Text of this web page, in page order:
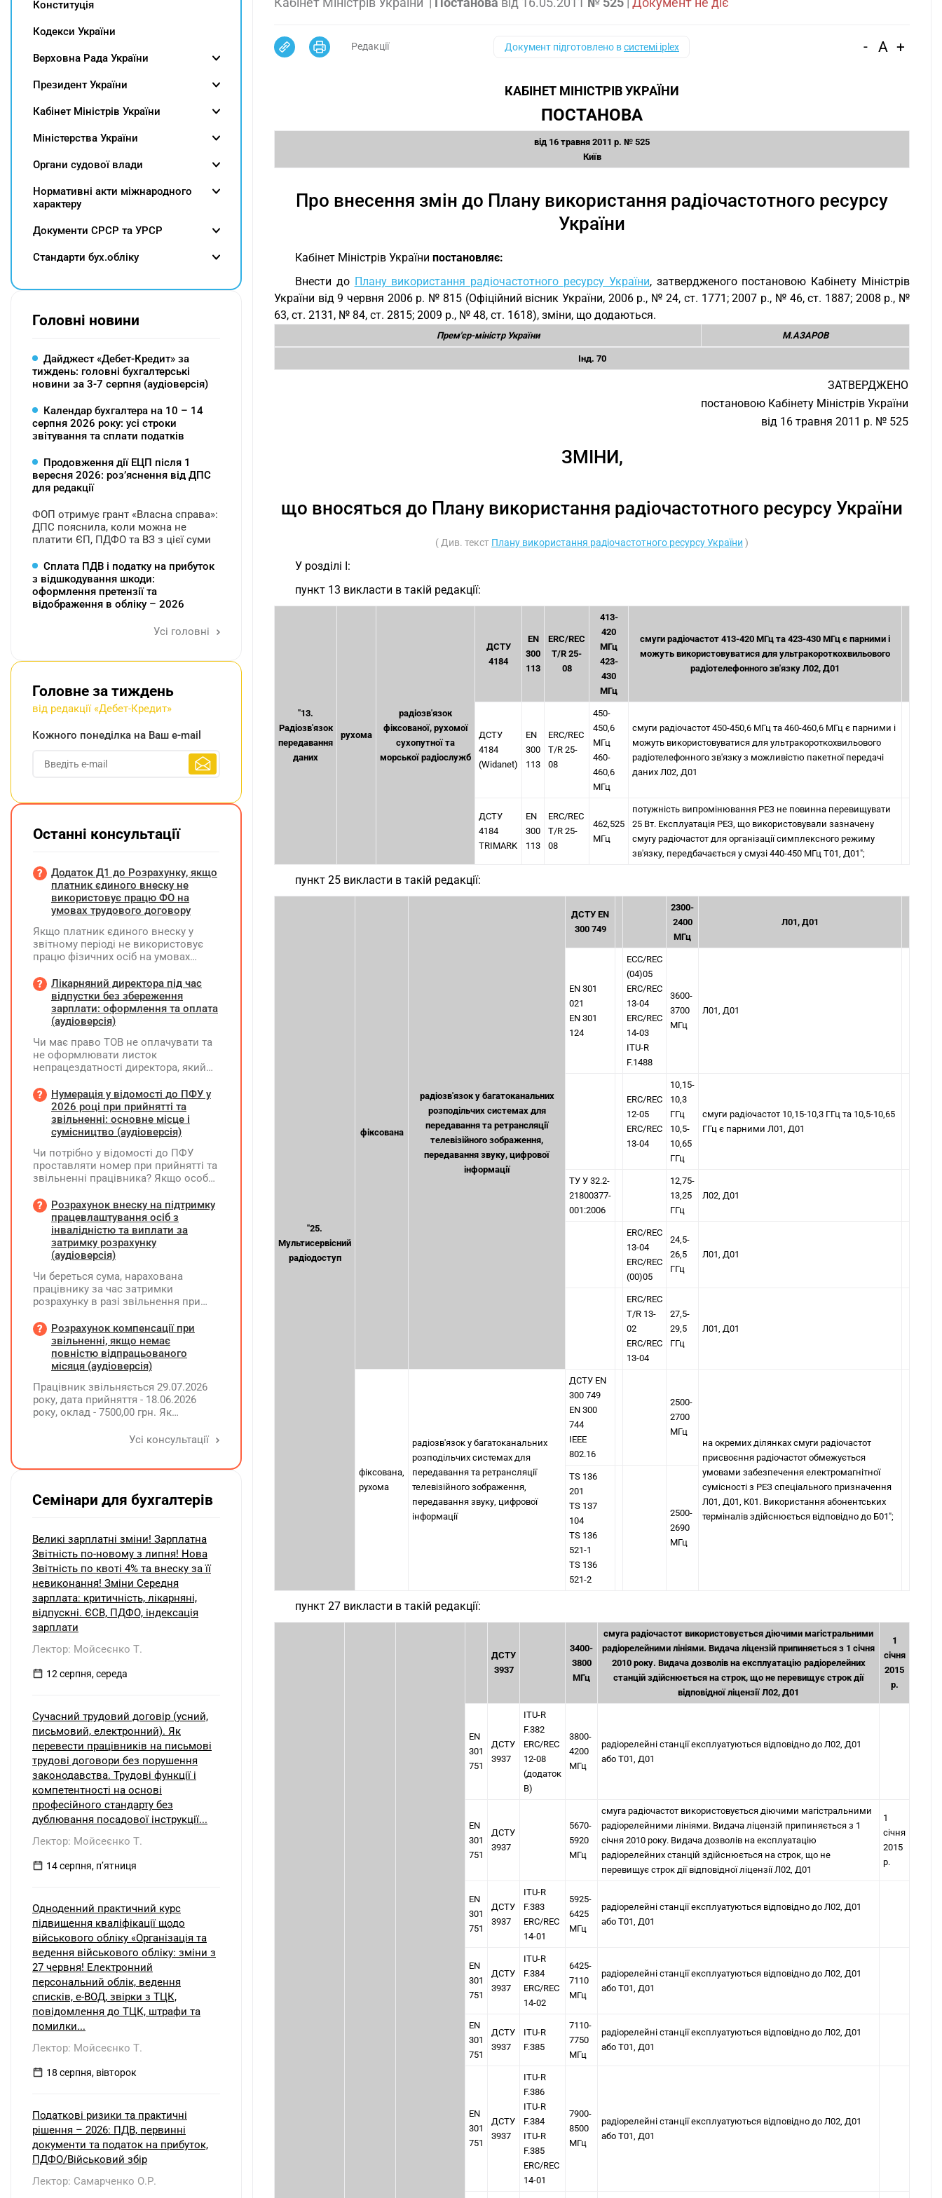
Редакції Документ підготовлено всистемі iplex - A +
КАБІНЕТ МІНІСТРІВ УКРАЇНИ
ПОСТАНОВА
від 16 травня 2011 р. № 525
Київ
Про внесення змін до Плану використання радіочастотного ресурсу
України
Кабінет Міністрів України постановляє:
Внести до Плану використання радіочастотного ресурсу України, затвердженого постановою Кабінету Міністрів
України від 9 червня 2006 р. № 815 (Офіційний вісник України, 2006 р., № 24, ст. 1771; 2007 р., № 46, ст. 1887; 2008 р., №
63, ст. 2131, № 84, ст. 2815; 2009 р., № 48, ст. 1618), зміни, що додаються.
Прем'єр-міністр України М.АЗАРОВ
Інд. 70
ЗАТВЕРДЖЕНО
постановою Кабінету Міністрів України
від 16 травня 2011 р. № 525
ЗМІНИ,
що вносяться до Плану використання радіочастотного ресурсу України
( Див. текст Плану використання радіочастотного ресурсу України )
У розділі I:
пункт 13 викласти в такій редакції:
"13.
Радіозв'язок
передавання
даних
рухома
радіозв'язок
фіксованої, рухомої
сухопутної та
морської радіослужб
ДСТУ
4184
EN
300
113
ERC/REC
T/R 25-
08
413-
420
МГц
423-
430
МГц
смуги радіочастот 413-420 МГц та 423-430 МГц є парними і
можуть використовуватися для ультракороткохвильового
радіотелефонного зв'язку Л02, Д01
ДСТУ
4184
(Widanet)
EN
300
113
ERC/REC
T/R 25-
08
450-
450,6
МГц
460-
460,6
МГц
смуги радіочастот 450-450,6 МГц та 460-460,6 МГц є парними і
можуть використовуватися для ультракороткохвильового
радіотелефонного зв'язку з можливістю пакетної передачі
даних Л02, Д01
ДСТУ
4184
TRIMARK
EN
300
113
ERC/REC
T/R 25-
08
462,525
МГц
потужність випромінювання РЕЗ не повинна перевищувати
25 Вт. Експлуатація РЕЗ, що використовували зазначену
смугу радіочастот для організації симплексного режиму
зв'язку, передбачається у смузі 440-450 МГц Т01, Д01";
пункт 25 викласти в такій редакції:
"25.
Мультисервісний
радіодоступ
фіксована
радіозв'язок у багатоканальних
розподільчих системах для
передавання та ретрансляції
телевізійного зображення,
передавання звуку, цифрової
інформації
ДСТУ EN
300 749
2300-
2400
МГц
Л01, Д01
EN 301
021
EN 301
124
ЕСС/REC
(04)05
ЕRС/REC
13-04
ЕRС/REC
14-03
ITU-R
F.1488
3600-
3700
МГц
Л01, Д01
ЕRС/REC
12-05
ЕRС/REC
13-04
10,15-
10,3
ГГц
10,5-
10,65
ГГц
смуги радіочастот 10,15-10,3 ГГц та 10,5-10,65
ГГц є парними Л01, Д01
ТУ У 32.2-
21800377-
001:2006
12,75-
13,25
ГГц
Л02, Д01
ЕRС/REC
13-04
ЕRС/REC
(00)05
24,5-
26,5
ГГц
Л01, Д01
ЕRС/REC
T/R 13-
02
ЕRС/REC
13-04
27,5-
29,5
ГГц
Л01, Д01
фіксована,
рухома
радіозв'язок у багатоканальних
розподільчих системах для
передавання та ретрансляції
телевізійного зображення,
передавання звуку, цифрової
інформації
ДСТУ EN
300 749
EN 300
744
ІЕЕЕ
802.16
2500-
2700
МГц
на окремих ділянках смуги радіочастот
присвоєння радіочастот обмежується
умовами забезпечення електромагнітної
сумісності з РЕЗ спеціального призначення
Л01, Д01, К01. Використання абонентських
терміналів здійснюється відповідно до Б01";
TS 136
201
TS 137
104
TS 136
521-1
TS 136
521-2
2500-
2690
МГц
пункт 27 викласти в такій редакції:
ДСТУ
3937
3400-
3800
МГц
смуга радіочастот використовується діючими магістральними
радіорелейними лініями. Видача ліцензій припиняється з 1 січня
2010 року. Видача дозволів на експлуатацію радіорелейних
станцій здійснюється на строк, що не перевищує строк дії
відповідної ліцензії Л02, Д01
1
січня
2015
р.
EN
301
751
ДСТУ
3937
ITU-R
F.382
ЕRC/REC
12-08
(додаток
В)
3800-
4200
МГц
радіорелейні станції експлуатуються відповідно до Л02, Д01
або Т01, Д01
EN
301
751
ДСТУ
3937
5670-
5920
МГц
смуга радіочастот використовується діючими магістральними
радіорелейними лініями. Видача ліцензій припиняється з 1
січня 2010 року. Видача дозволів на експлуатацію
радіорелейних станцій здійснюється на строк, що не
перевищує строк дії відповідної ліцензії Л02, Д01
1
січня
2015
р.
EN
301
751
ДСТУ
3937
ITU-R
F.383
ERC/REC
14-01
5925-
6425
МГц
радіорелейні станції експлуатуються відповідно до Л02, Д01
або Т01, Д01
EN
301
751
ДСТУ
3937
ITU-R
F.384
ERC/REC
14-02
6425-
7110
МГц
радіорелейні станції експлуатуються відповідно до Л02, Д01
або Т01, Д01
EN
301
751
ДСТУ
3937
ITU-R
F.385
7110-
7750
МГц
радіорелейні станції експлуатуються відповідно до Л02, Д01
або Т01, Д01
EN
301
751
ДСТУ
3937
ITU-R
F.386
ITU-R
F.384
ITU-R
F.385
ERC/REC
14-01
7900-
8500
МГц
радіорелейні станції експлуатуються відповідно до Л02, Д01
або Т01, Д01
Конституція
Кодекси України
Верховна Рада України
Президент України
Кабінет Міністрів України
Міністерства України
Органи судової влади
Нормативні акти міжнародного
характеру
Документи СРСР та УРСР
Cтандарти бух.обліку
Головні новини
Дайджест «Дебет-Кредит» за
тиждень: головні бухгалтерські
новини за 3-7 серпня (аудіоверсія)
Календар бухгалтера на 10 – 14
серпня 2026 року: усі строки
звітування та сплати податків
Продовження дії ЕЦП після 1
вересня 2026: розʼяснення від ДПС
для редакції
ФОП отримує грант «Власна справа»:
ДПС пояснила, коли можна не
платити ЄП, ПДФО та ВЗ з цієї суми
Сплата ПДВ і податку на прибуток
з відшкодування шкоди:
оформлення претензії та
відображення в обліку – 2026
Усі головні
Головне за тиждень
від редакції «Дебет-Кредит»
Кожного понеділка на Ваш e-mail
Останні консультації
Додаток Д1 до Розрахунку, якщо
платник єдиного внеску не
використовує працю ФО на
умовах трудового договору
Якщо платник єдиного внеску у
звітному періоді не використовує
працю фізичних осіб на умовах
на інших умовах, передбачених
законодавством, Додаток Д1/
Додаток ФІЗ-Д1 за відповідний
період не подається
Лікарняний директора під час
відпустки без збереження
зарплати: оформлення та оплата
(аудіоверсія)
Чи має право ТОВ не оплачувати та
не оформлювати листок
непрацездатності директора, який
збереження заробітної плати під час
призупинення діяльності
підприємства?
Нумерація у відомості до ПФУ у
2026 році при прийнятті та
звільненні: основне місце і
сумісництво (аудіоверсія)
Чи потрібно у відомості до ПФУ
проставляти номер при прийнятті та
звільненні працівника? Якщо особа
місцем роботи та за сумісництвом,
чи рахується це як два роботодавці?
Розрахунок внеску на підтримку
працевлаштування осіб з
інвалідністю та виплати за
затримку розрахунку
(аудіоверсія)
Чи береться сума, нарахована
працівнику за час затримки
розрахунку в разі звільнення при
заробітної плати (винагороди), для
розрахунку внеску на підтримку
працевлаштування осіб з
інвалідністю?
Розрахунок компенсації при
звільненні, якщо немає
повністю відпрацьованого
місяця (аудіоверсія)
Працівник звільняється 29.07.2026
року, дата прийняття - 18.06.2026
року, оклад - 7500,00 грн. Як
невикористаних днів відпустки при
Усі консультації
Семінари для бухгалтерів
Великі зарплатні зміни! Зарплатна
Звітність по-новому з липня! Нова
Звітність по квоті 4% та внеску за її
невиконання! Зміни Середня
зарплата: критичність, лікарняні,
відпускні. ЄСВ, ПДФО, індексація
зарплати
Лектор: Мойсеєнко Т.
12 серпня, середа
Сучасний трудовий договір (усний,
письмовий, електронний). Як
перевести працівників на письмові
трудові договори без порушення
законодавства. Трудові функції і
компетентності на основі
професійного стандарту без
дублювання посадової інструкції...
Лектор: Мойсеєнко Т.
14 серпня, пʼятниця
Одноденний практичний курс
підвищення кваліфікації щодо
військового обліку «Організація та
ведення військового обліку: зміни з
27 червня! Електронний
персональний облік, ведення
списків, е-ВОД, звірки з ТЦК,
повідомлення до ТЦК, штрафи та
помилки...
Лектор: Мойсеєнко Т.
18 серпня, вівторок
Податкові ризики та практичні
рішення – 2026: ПДВ, первинні
документи та податок на прибуток,
ПДФО/Військовий збір
Лектор: Самарченко О.Р.